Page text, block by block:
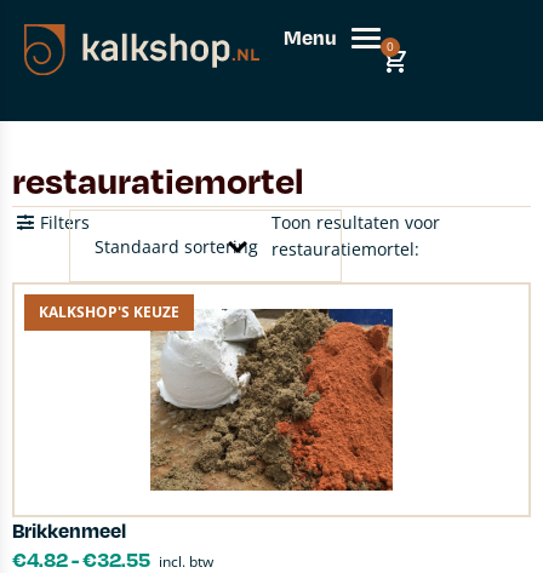
Menu 0
restauratiemortel
Toon resultaten voor
restauratiemortel:
Filters
KALKSHOP'S KEUZE
Brikkenmeel
€4.82-€32.55 incl. btw